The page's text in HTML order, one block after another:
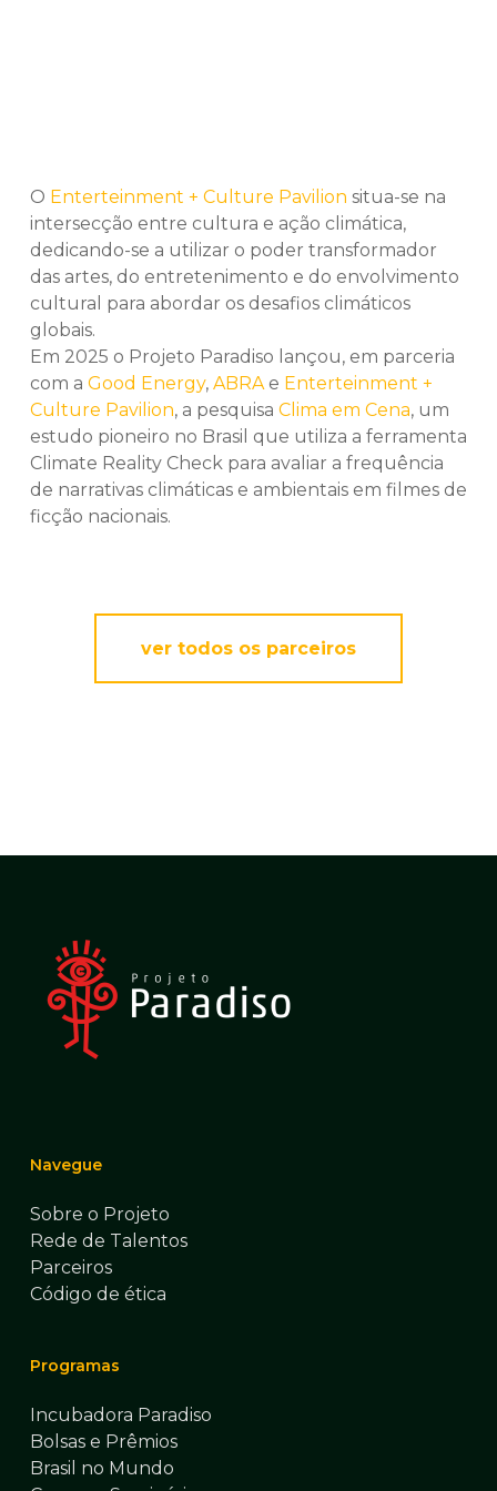
O Enterteinment + Culture Pavilion situa-se na
intersecção entre cultura e ação climática,
dedicando-se a utilizar o poder transformador
das artes, do entretenimento e do envolvimento
cultural para abordar os desafios climáticos
globais.
Em 2025 o Projeto Paradiso lançou, em parceria
com a Good Energy, ABRAe Enterteinment +
Culture Pavilion, a pesquisa Clima em Cena, um
estudo pioneiro no Brasil que utiliza a ferramenta
Climate Reality Check para avaliar a frequência
de narrativas climáticas e ambientais em filmes de
ficção nacionais.
ver todos os parceiros
Navegue
Sobre o Projeto
Rede de Talentos
Parceiros
Código de ética
Programas
Incubadora Paradiso
Bolsas e Prêmios
Brasil no Mundo